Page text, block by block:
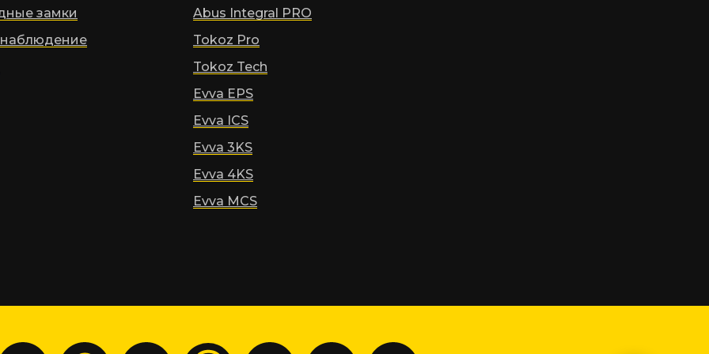
замки
Abus Integral PRO
Tokoz Pro
Tokoz Tech
Evva EPS
Evva ICS
Evva 3KS
Evva 4KS
Evva MCS